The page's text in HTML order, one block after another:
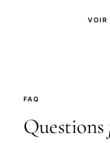
VOIR
FAQ
Questions